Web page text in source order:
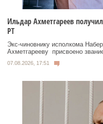
Ильдар Ахметгареев
РТ
Экс‑чиновнику исполкома
Ахметгарееву присвоено
07.08.2026, 17:51